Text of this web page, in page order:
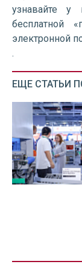
узнавайте у
бесплатной
электронной
.
ЕЩЕ СТАТЬИ